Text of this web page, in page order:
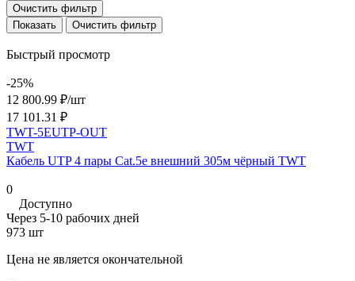
Очистить фильтр
Очистить фильтр
Быстрый просмотр
-25%
12 800.99 ₽/шт
17 101.31 ₽
TWT-5EUTP-OUT
TWT
Кабель UTP 4 пары Cat.5е внешний 305м чёрный TWT
0
Доступно
Через 5-10 рабочих дней
973 шт
Цена не является окончательной